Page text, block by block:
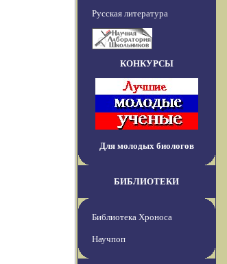
Русская литература
КОНКУРСЫ
Для молодых биологов
БИБЛИОТЕКИ
Библиотека Хроноса
Научпоп